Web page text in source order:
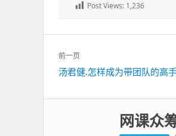
Post Views: 1,236
文
章
导
航
前一页
上
篇：
汤君健.怎样成为带团队的高
网课众